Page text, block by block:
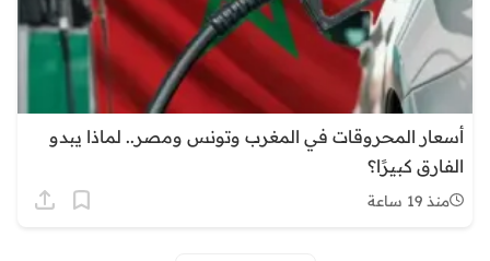
أسعار المحروقات في المغرب وتونس ومصر.. لماذا يبدو
الفارق كبيرًا؟
منذ 19 ساعة